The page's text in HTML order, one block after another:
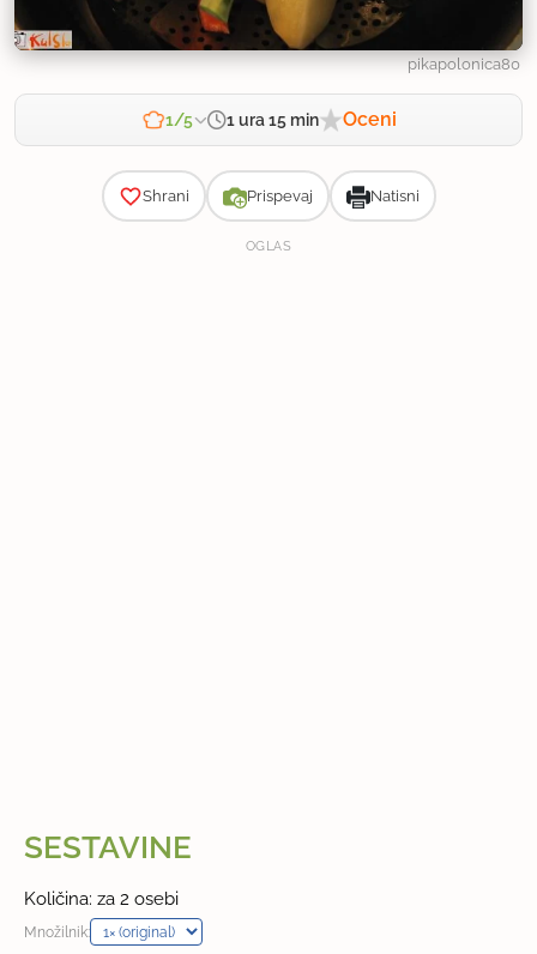
pikapolonica80
1/5 1 ura 15 min Oceni
Shrani Prispevaj Natisni
OGLAS
SESTAVINE
Količina: za 2 osebi
Množilnik: